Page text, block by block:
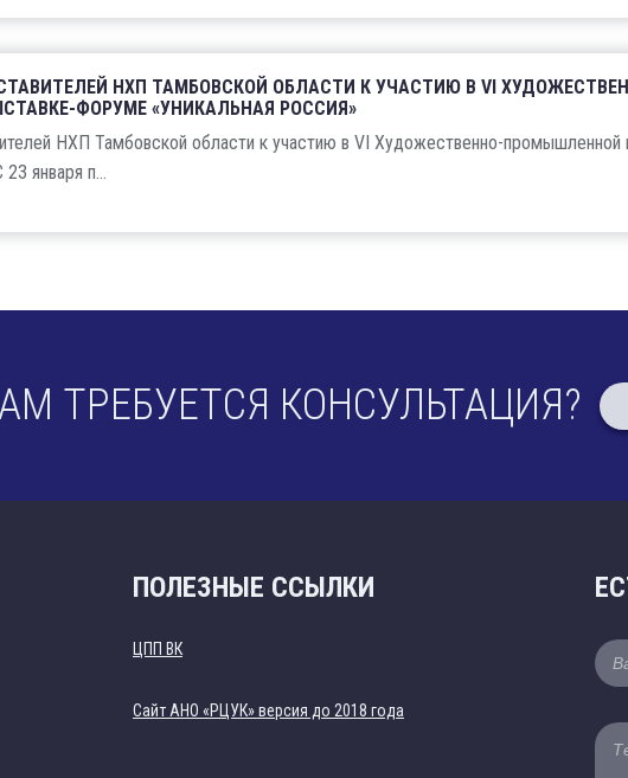
НХП ТАМБОВСКОЙ ОБЛАСТИ К УЧАСТИЮ В VI
ФОРУМЕ «УНИКАЛЬНАЯ РОССИЯ»
НХП Тамбовской области к участию в VI Художественно-
января п...
ТРЕБУЕТСЯ КОНСУЛЬТАЦИЯ?
ПОЛЕЗНЫЕ ССЫЛКИ
ЦПП ВК
Cайт АНО «РЦУК» версия до 2018 года